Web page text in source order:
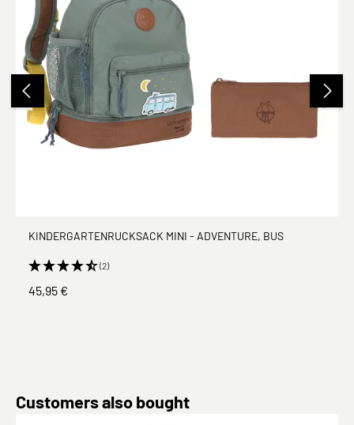
KINDERGARTENRUCKSACK MINI - ADVENTURE, BUS
(2)
45,95 €
Produktgalerie überspringen
Customers also bought